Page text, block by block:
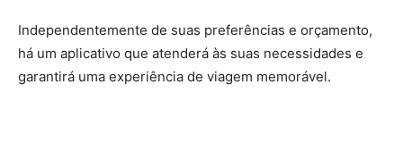
Independentemente de suas preferências e orçamento,
há um aplicativo que atenderá às suas necessidades e
garantirá uma experiência de viagem memorável.